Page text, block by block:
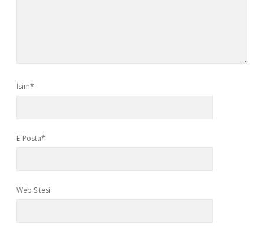
İsim*
E-Posta*
Web Sitesi